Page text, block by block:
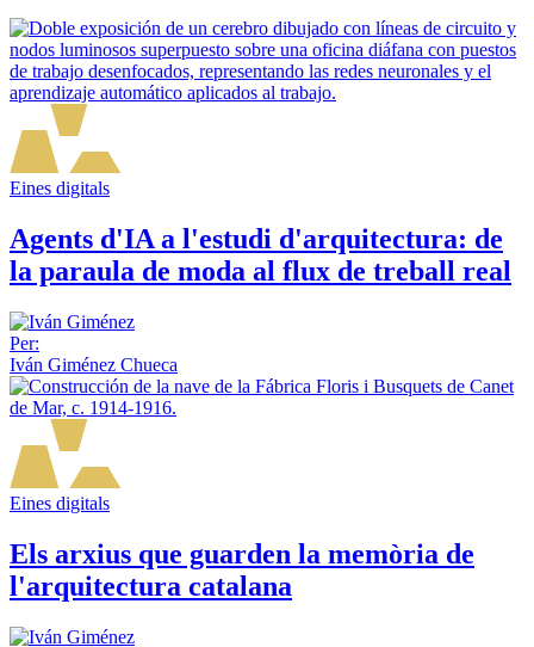
Eines digitals
Agents d'IA a l'estudi d'arquitectura: de
la paraula de moda al flux de treball real
Per:
Iván Giménez Chueca
Eines digitals
Els arxius que guarden la memòria de
l'arquitectura catalana